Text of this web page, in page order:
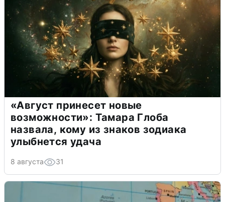
«Август принесет новые
возможности»: Тамара Глоба
назвала, кому из знаков зодиака
улыбнется удача
8 августа 31